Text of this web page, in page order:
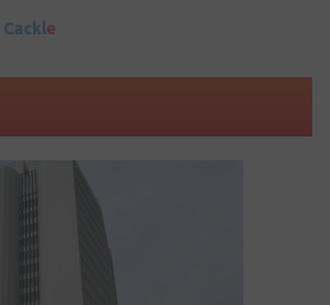
Cackle